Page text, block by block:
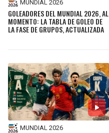
MUNDIAL 2026
GOLEADORES DEL MUNDIAL 2026, AL
MOMENTO: LA TABLA DE GOLEO DE
LA FASE DE GRUPOS, ACTUALIZADA
MUNDIAL 2026